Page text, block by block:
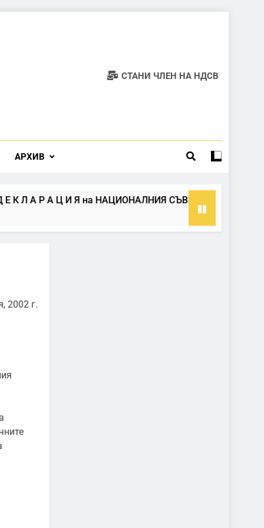
СТАНИ ЧЛЕН НА НДСВ
АРХИВ
А Ц И Я на НАЦИОНАЛНИЯ СЪВЕТ НА ПП НДСВ
2002 г.